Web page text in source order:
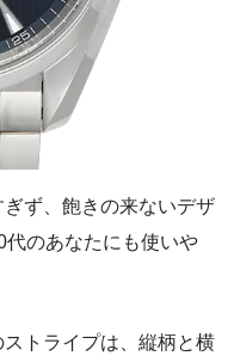
ず、飽きの来ないデザ
のあなたにも使いや
トライプは、縦柄と横